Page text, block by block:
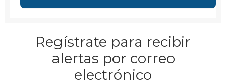
Regístrate para recibir
alertas por correo
electrónico